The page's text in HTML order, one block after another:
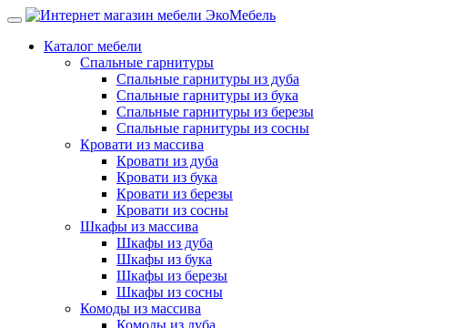
Каталог мебели
Спальные гарнитуры
Спальные гарнитуры из дуба
Спальные гарнитуры из бука
Спальные гарнитуры из березы
Спальные гарнитуры из сосны
Кровати из массива
Кровати из дуба
Кровати из бука
Кровати из березы
Кровати из сосны
Шкафы из массива
Шкафы из дуба
Шкафы из бука
Шкафы из березы
Шкафы из сосны
Комоды из массива
Комоды из дуба